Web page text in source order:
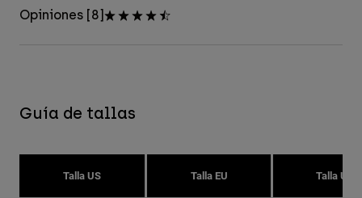
Opiniones [8]
Guía de tallas
Talla US Talla EU Talla UK